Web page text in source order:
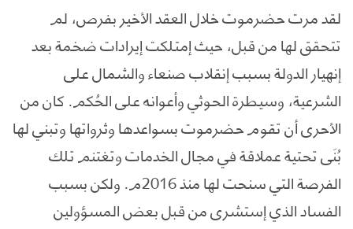
لقد مرت حضرموت خلال العقد الأخير بفرص، لم
تتحقق لها من قبل، حيث إمتلكت إيرادات ضخمة بعد
إنهيار الدولة بسبب إنقلاب صنعاء والشمال على
الشرعية، وسيطرة الحوثي وأعوانه على الحُكم. كان من
الأحرى أن تقوم حضرموت بسواعدها وثرواتها وتبني لها
بُنَى تحتية عملاقة في مجال الخدمات وتغتنم تلك
الفرصة التي سنحت لها منذ 2016م. ولكن بسبب
الفساد الذي إستشرى من قبل بعض المسؤولين